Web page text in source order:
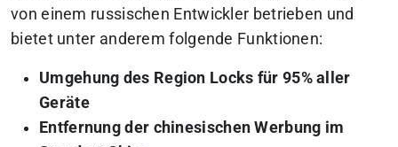
von einem russischen Entwickler betrieben und
bietet unter anderem folgende Funktionen:
Umgehung des Region Locks für 95% aller
Geräte
Entfernung der chinesischen Werbung im